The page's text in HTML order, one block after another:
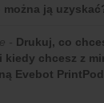
ją
- Drukuj, co
kiedy chcesz z
Evebot